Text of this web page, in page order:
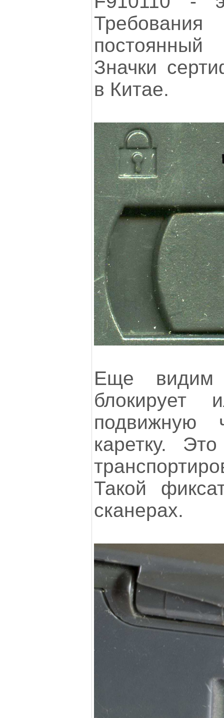
Значки
в Китае.
Еще
блокирует
подвижную
каретку.
Такой
сканерах.